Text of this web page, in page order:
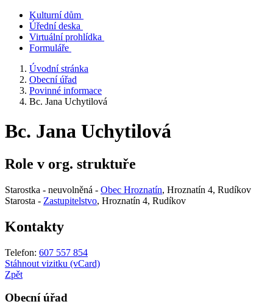
Kulturní dům
Úřední deska
Virtuální prohlídka
Formuláře
Úvodní stránka
Obecní úřad
Povinné informace
Bc. Jana Uchytilová
Bc. Jana Uchytilová
Role v org. struktuře
Starostka - neuvolněná - Obec Hroznatín, Hroznatín 4, Rudíkov
Starosta - Zastupitelstvo, Hroznatín 4, Rudíkov
Kontakty
Telefon: 607 557 854
Stáhnout vizitku (vCard)
Zpět
Obecní úřad